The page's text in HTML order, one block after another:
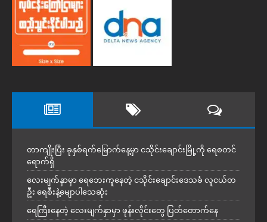
တာကျိုးပြီး ခုနှစ်ရက်မြောက်နေ့မှာ ငသိုင်းချောင်းမြို့ကို ရေစတင်
ရောက်ရှိ
လေးမျက်နှာမှာ ရေဘေးကူနေတဲ့ ငသိုင်းချောင်းဒေသခံ လူငယ်တ
ဦး ရေစီးနဲ့မျောပါသေဆုံး
ရေကြီးနေတဲ့ လေးမျက်နှာမှာ ဖုန်းလိုင်းတွေ ပြတ်တောက်နေ